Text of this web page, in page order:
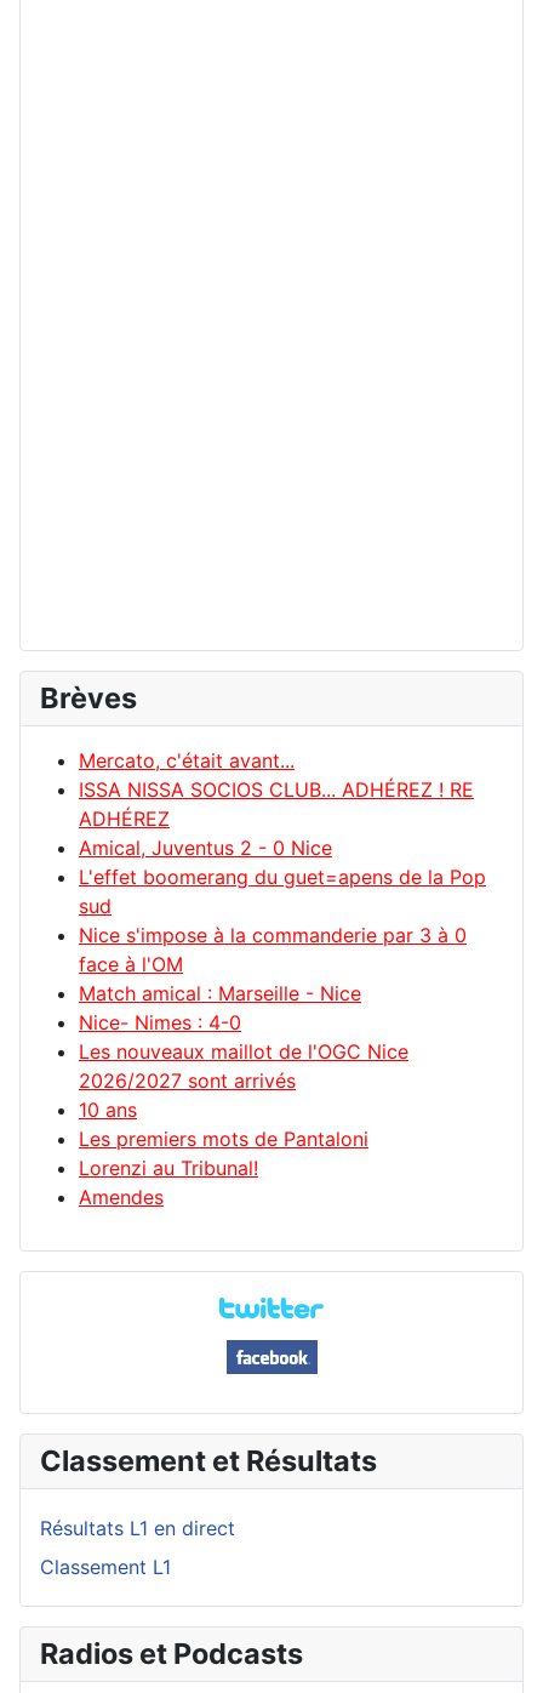
Brèves
Mercato, c'était avant...
ISSA NISSA SOCIOS CLUB... ADHÉREZ ! RE
ADHÉREZ
Amical, Juventus 2 - 0 Nice
L'effet boomerang du guet=apens de la Pop
sud
Nice s'impose à la commanderie par 3 à 0
face à l'OM
Match amical : Marseille - Nice
Nice- Nimes : 4-0
Les nouveaux maillot de l'OGC Nice
2026/2027 sont arrivés
10 ans
Les premiers mots de Pantaloni
Lorenzi au Tribunal!
Amendes
Classement et Résultats
Résultats L1 en direct
Classement L1
Radios et Podcasts